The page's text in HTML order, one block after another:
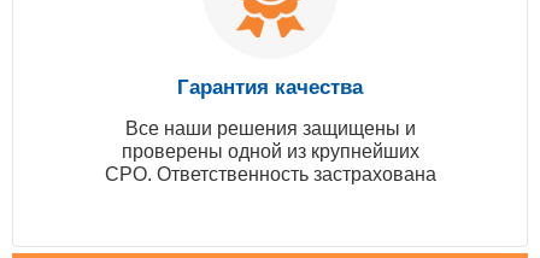
Гарантия качества
Все наши решения защищены и
проверены одной из крупнейших
СРО. Ответственность застрахована